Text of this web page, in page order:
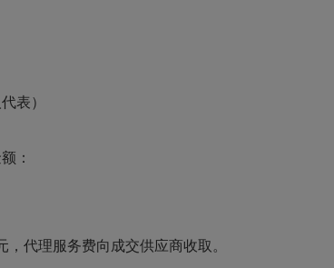
表）
：
，代理服务费向成交供应商收取 。